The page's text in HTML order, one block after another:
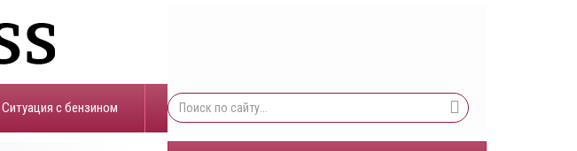
​Ситуация с бензином